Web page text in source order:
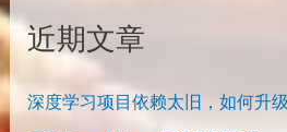
近期文章
深度学习项目依赖太旧，如何升